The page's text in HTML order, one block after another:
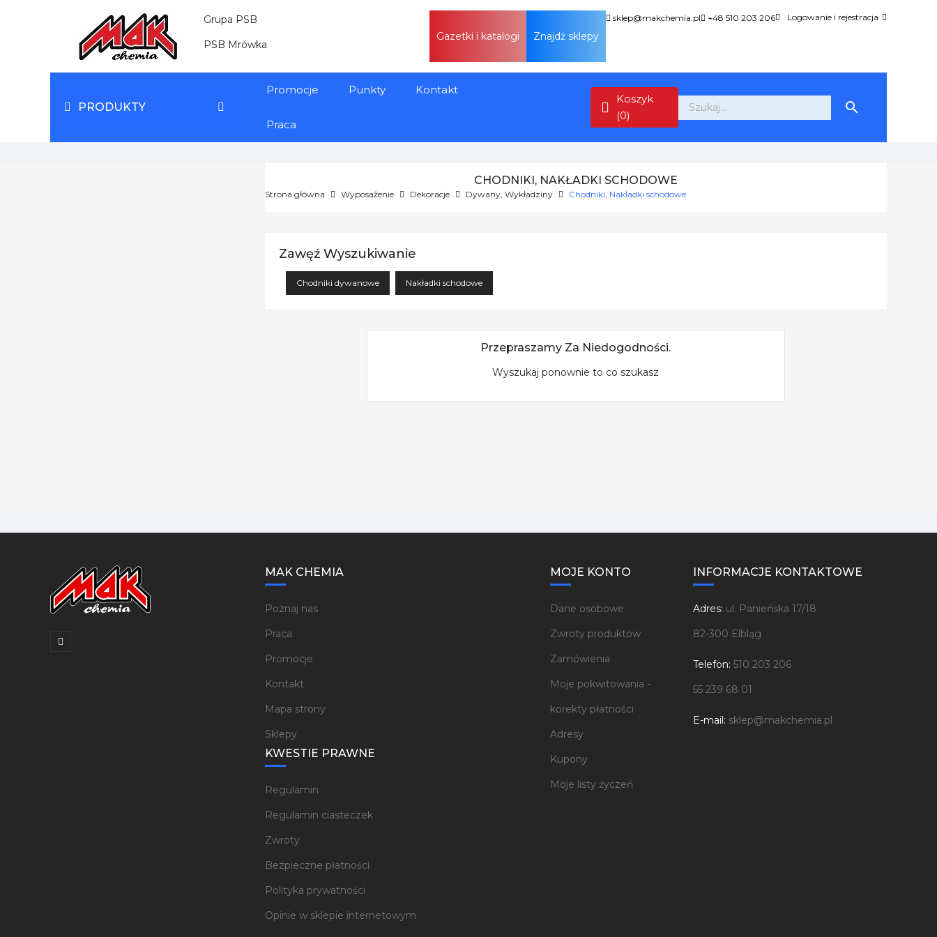
Grupa PSB
PSB Mrówka
Gazetki i katalogi Znajdź sklepy
sklep@makchemia.pl +48 510 203 206 Logowanie i rejestracja
PRODUKTY
Promocje Punkty Kontakt
Praca
Koszyk
(0)

CHODNIKI, NAKŁADKI SCHODOWE
Strona główna Wyposażenie Dekoracje Dywany, Wykładziny Chodniki, Nakładki schodowe
Zawęź Wyszukiwanie
Chodniki dywanowe Nakładki schodowe
Przepraszamy Za Niedogodności.
Wyszukaj ponownie to co szukasz
MAK CHEMIA
Poznaj nas
Praca
Promocje
Kontakt
Mapa strony
Sklepy
KWESTIE PRAWNE
Regulamin
Regulamin ciasteczek
Zwroty
Bezpieczne płatności
Polityka prywatności
Opinie w sklepie internetowym
MOJE KONTO
Dane osobowe
Zwroty produktów
Zamówienia
Moje pokwitowania -
korekty płatności
Adresy
Kupony
Moje listy życzeń
INFORMACJE KONTAKTOWE
Adres: ul. Panieńska 17/18
82-300 Elbląg
Telefon: 510 203 206
55 239 68 01
E-mail: sklep@makchemia.pl